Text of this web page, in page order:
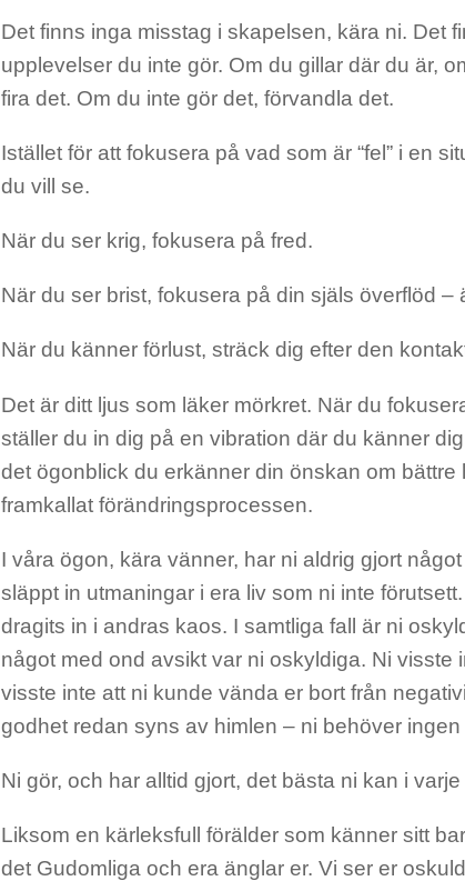
Det finns inga misstag i skapelsen, kära ni. Det
upplevelser du inte gör. Om du gillar där du är,
fira det. Om du inte gör det, förvandla det.
Istället för att fokusera på vad som är “fel” i en
du vill se.
När du ser krig, fokusera på fred.
När du ser brist, fokusera på din själs överflöd –
När du känner förlust, sträck dig efter den
Det är ditt ljus som läker mörkret. När du
ställer du in dig på en vibration där du känner
det ögonblick du erkänner din önskan om bättre
framkallat förändringsprocessen.
I våra ögon, kära vänner, har ni aldrig gjort
släppt in utmaningar i era liv som ni inte
dragits in i andras kaos. I samtliga fall är ni
något med ond avsikt var ni oskyldiga. Ni visste
visste inte att ni kunde vända er bort från
godhet redan syns av himlen – ni behöver
Ni gör, och har alltid gjort, det bästa ni kan i
Liksom en kärleksfull förälder som känner sitt
det Gudomliga och era änglar er. Vi ser er